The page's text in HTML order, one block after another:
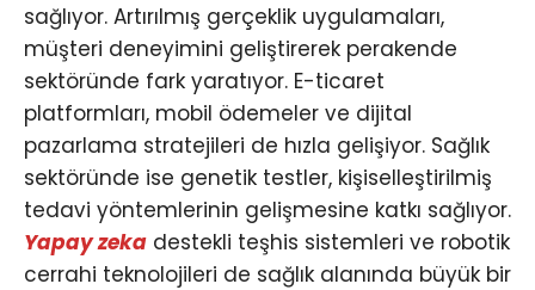
sağlıyor. Artırılmış gerçeklik uygulamaları,
müşteri deneyimini geliştirerek perakende
sektöründe fark yaratıyor. E-ticaret
platformları, mobil ödemeler ve dijital
pazarlama stratejileri de hızla gelişiyor. Sağlık
sektöründe ise genetik testler, kişiselleştirilmiş
tedavi yöntemlerinin gelişmesine katkı sağlıyor.
Yapay zeka destekli teşhis sistemleri ve robotik
cerrahi teknolojileri de sağlık alanında büyük bir